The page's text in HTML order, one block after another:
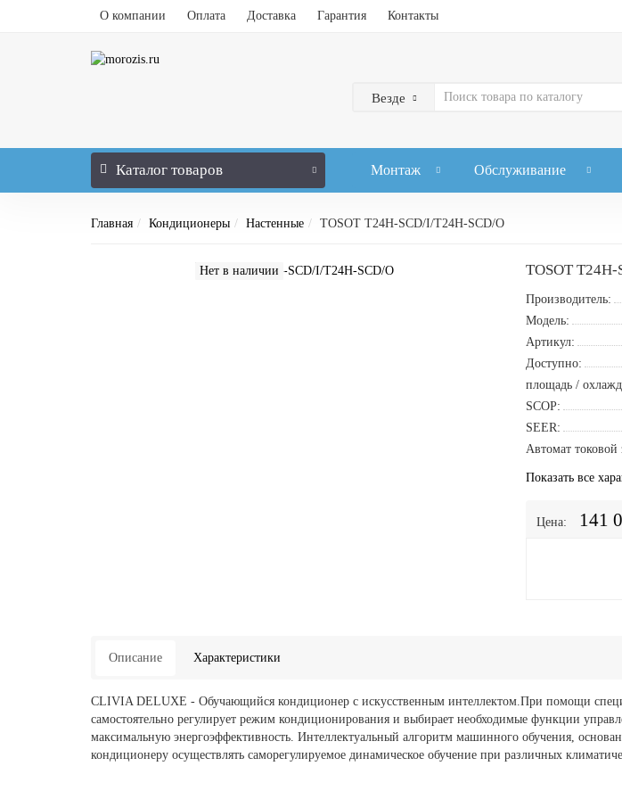
О компании Оплата Доставка Гарантия Контакты
Везде
Каталог товаров Монтаж Обслуживание
Главная Кондиционеры Настенные TOSOT T24H-SCD/I/T24H-SCD/O
Нет в наличии TOSOT
Производитель:
Модель:
Артикул:
Доступно:
площадь /
SCOP:
SEER:
Автомат
Показать все
Цена: 141
Описание Характеристики
CLIVIA DELUXE - Обучающийся кондиционер с искусственным интеллектом.При помощи
самостоятельно регулирует режим кондиционирования и выбирает необходимые функции
максимальную энергоэффективность. Интеллектуальный алгоритм машинного обучения,
кондиционеру осуществлять саморегулируемое динамическое обучение при различных